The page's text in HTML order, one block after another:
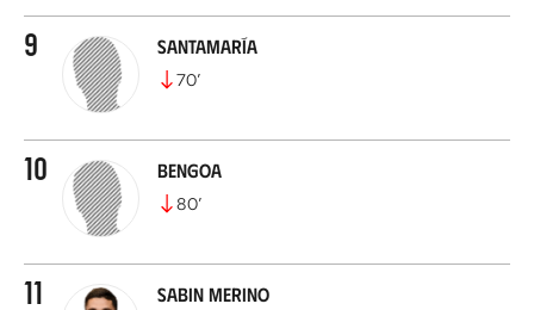
9 Santamaría
70’
10 Bengoa
80’
11 Sabin Merino